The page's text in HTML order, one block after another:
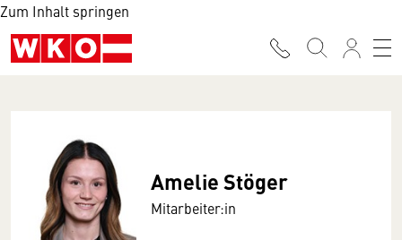
Zum Inhalt springen
Amelie Stöger
Mitarbeiter:in